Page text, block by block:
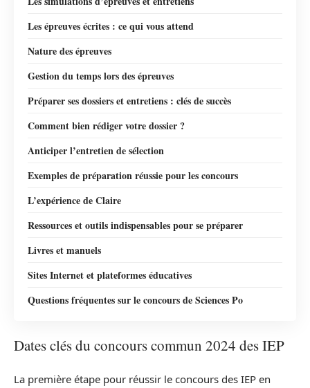
Les épreuves écrites : ce qui vous attend
Nature des épreuves
Gestion du temps lors des épreuves
Préparer ses dossiers et entretiens : clés de succès
Comment bien rédiger votre dossier ?
Anticiper l’entretien de sélection
Exemples de préparation réussie pour les concours
L’expérience de Claire
Ressources et outils indispensables pour se préparer
Livres et manuels
Sites Internet et plateformes éducatives
Questions fréquentes sur le concours de Sciences Po
Dates clés du concours commun 2024 des IEP
La première étape pour réussir le concours des IEP en